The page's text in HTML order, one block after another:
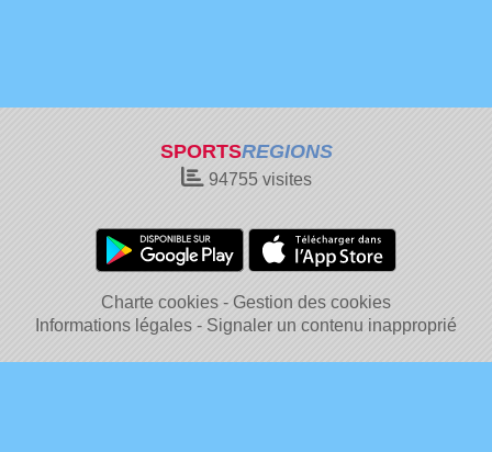
SPORTSREGIONS
94755visites
Charte cookies
Gestion des cookies
Informations légales
Signaler un contenu inapproprié